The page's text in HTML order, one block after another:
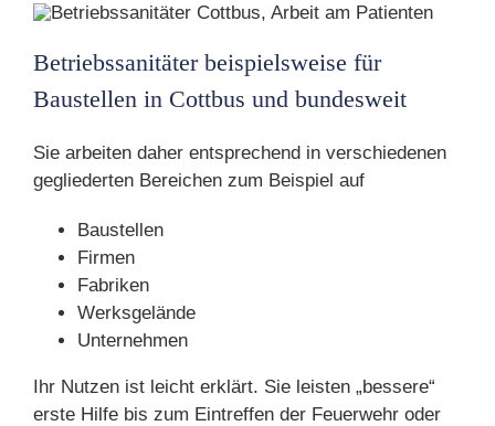
Betriebssanitäter beispielsweise für
Baustellen in Cottbus und bundesweit
Sie arbeiten daher entsprechend in verschiedenen
gegliederten Bereichen zum Beispiel auf
Baustellen
Firmen
Fabriken
Werksgelände
Unternehmen
Ihr Nutzen ist leicht erklärt. Sie leisten „bessere“
erste Hilfe bis zum Eintreffen der Feuerwehr oder